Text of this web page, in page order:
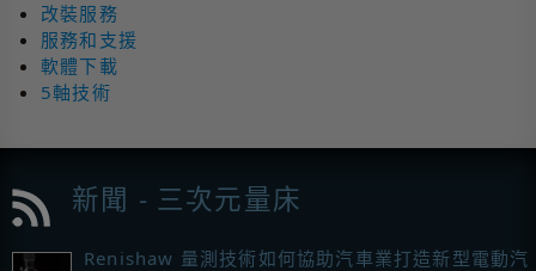
改裝服務
服務和支援
軟體下載
5軸技術
新聞 - 三次元量床
Renishaw 量測技術如何協助汽車業打造新型電動汽